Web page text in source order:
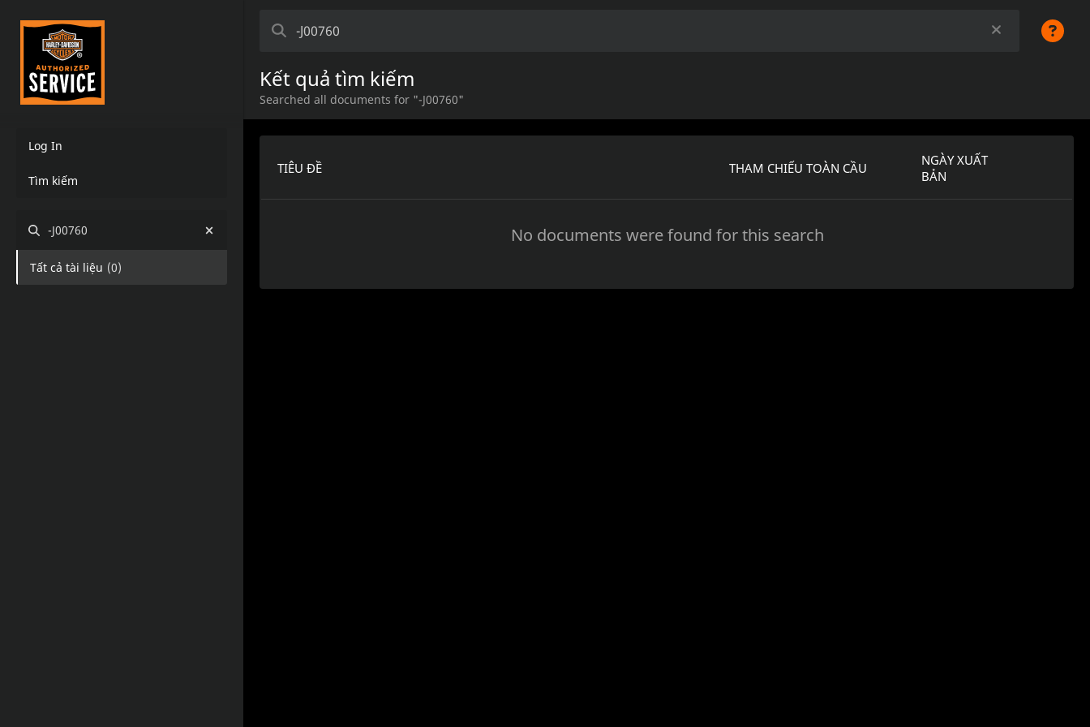
Log In
Tìm kiếm
-J00760
Tất cả tài liệu (0)
Kết quả tìm kiếm
Searched all documents for "-J00760"
TIÊU ĐỀ THAM CHIẾU TOÀN CẦU
NGÀY XUẤT
BẢN
No documents were found for this search